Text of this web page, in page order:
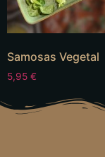
Samosas Vegetal
5,95 €